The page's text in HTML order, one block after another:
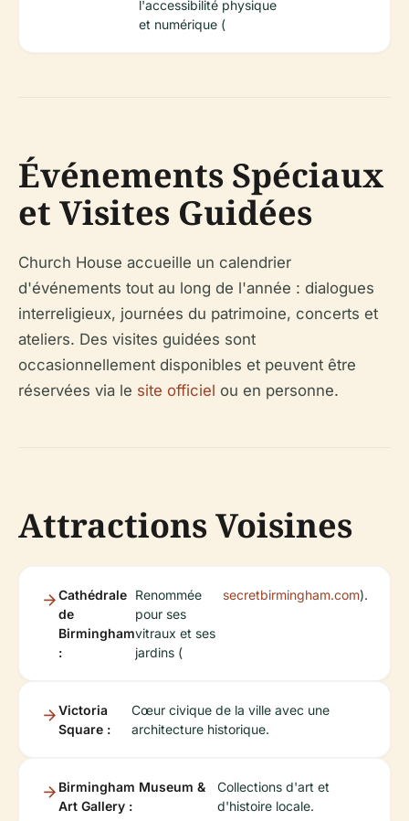
l'accessibilité physique
et numérique (
Événements Spéciaux
et Visites Guidées
Church House accueille un calendrier
d'événements tout au long de l'année : dialogues
interreligieux, journées du patrimoine, concerts et
ateliers. Des visites guidées sont
occasionnellement disponibles et peuvent être
réservées via le site officiel ou en personne.
Attractions Voisines
Cathédrale
de
Birmingham
:
Renommée
pour ses
vitraux et ses
jardins (
secretbirmingham.com).
Victoria
Square :
Cœur civique de la ville avec une
architecture historique.
Birmingham Museum &
Art Gallery :
Collections d'art et
d'histoire locale.